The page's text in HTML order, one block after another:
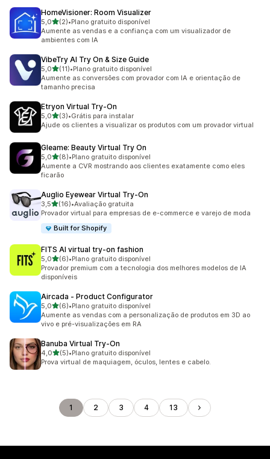
HomeVisioner: Room Visualizer
5,0de 5 estrelas
(2)
2 avaliações ao todo
•Plano gratuito disponível
Aumente as vendas e a confiança com um visualizador de
ambientes com IA
VibeTry AI Try On & Size Guide
5,0de 5 estrelas
(11)
11 avaliações ao todo
•Plano gratuito disponível
Aumente as conversões com provador com IA e orientação de
tamanho precisa
Etryon Virtual Try‑On
5,0de 5 estrelas
(3)
3 avaliações ao todo
•Grátis para instalar
Ajude os clientes a visualizar os produtos com um provador virtual
Gleame: Beauty Virtual Try On
5,0de 5 estrelas
(8)
8 avaliações ao todo
•Plano gratuito disponível
Aumente a CVR mostrando aos clientes exatamente como eles
ficarão
Auglio Eyewear Virtual Try‑On
3,5de 5 estrelas
(16)
16 avaliações ao todo
•Avaliação gratuita
Provador virtual para empresas de e-commerce e varejo de moda
Built for Shopify
FITS AI virtual try‑on fashion
5,0de 5 estrelas
(6)
6 avaliações ao todo
•Plano gratuito disponível
Provador premium com a tecnologia dos melhores modelos de IA
disponíveis
Aircada ‑ Product Configurator
5,0de 5 estrelas
(6)
6 avaliações ao todo
•Plano gratuito disponível
Aumente as vendas com a personalização de produtos em 3D ao
vivo e pré-visualizações em RA
Banuba Virtual Try‑On
4,0de 5 estrelas
(5)
5 avaliações ao todo
•Plano gratuito disponível
Prova virtual de maquiagem, óculos, lentes e cabelo.
1 2 3 4 13